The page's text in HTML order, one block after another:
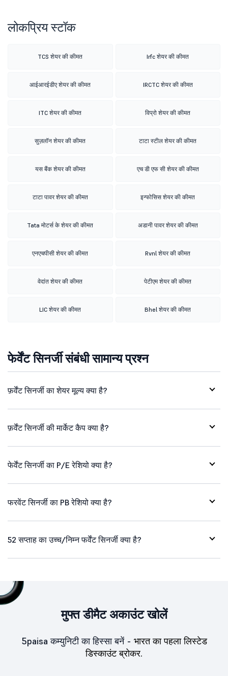
लोकप्रिय स्टॉक
TCS शेयर की कीमत Irfc शेयर की कीमत
आईआरईडीए शेयर की कीमत IRCTC शेयर की कीमत
ITC शेयर की कीमत विप्रो शेयर की कीमत
सुज़लॉन शेयर की कीमत टाटा स्टील शेयर की कीमत
यस बैंक शेयर की कीमत एच डी एफ सी शेयर की कीमत
टाटा पावर शेयर की कीमत इन्फोसिस शेयर की कीमत
Tata मोटर्स के शेयर की कीमत अडानी पावर शेयर की कीमत
एनएचपीसी शेयर की कीमत Rvnl शेयर की कीमत
वेदांत शेयर की कीमत पेटीएम शेयर की कीमत
LIC शेयर की कीमत Bhel शेयर की कीमत
फेर्वेंट सिनर्जी संबंधी सामान्य प्रश्न
फ़र्वेंट सिनर्जी का शेयर मूल्य क्या है?
फ़र्वेंट सिनर्जी की मार्केट कैप क्या है?
फेर्वेंट सिनर्जी का P/E रेशियो क्या है?
फरवेंट सिनर्जी का PB रेशियो क्या है?
52 सप्ताह का उच्च/निम्न फर्वेंट सिनर्जी क्या है?
मुफ्त डीमैट अकाउंट खोलें
5paisa कम्युनिटी का हिस्सा बनें - भारत का पहला लिस्टेड
डिस्काउंट ब्रोकर.